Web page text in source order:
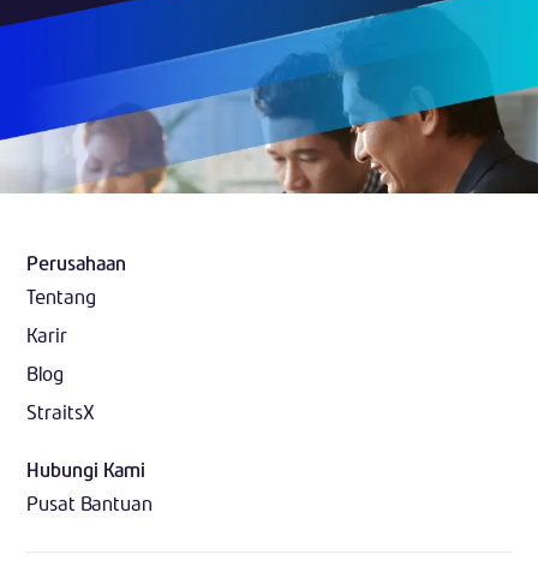
Perusahaan
Tentang
Karir
Blog
StraitsX
Hubungi Kami
Pusat Bantuan